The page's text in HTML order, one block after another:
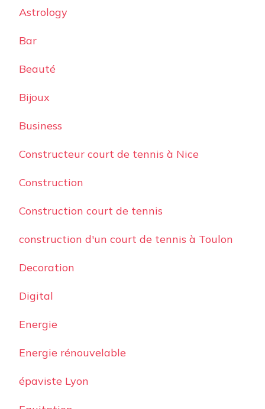
Astrology
Bar
Beauté
Bijoux
Business
Constructeur court de tennis à Nice
Construction
Construction court de tennis
construction d'un court de tennis à Toulon
Decoration
Digital
Energie
Energie rénouvelable
épaviste Lyon